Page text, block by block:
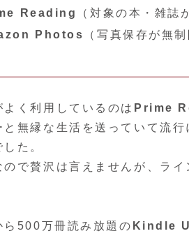
Reading
（対象の本・雑誌
Photos
（写真保存が無制
よく利用しているのは Prime
と無縁な生活を送っていて流
た。
ので贅沢は言えませんが、ラ
ら500万冊読み放題の Kindle